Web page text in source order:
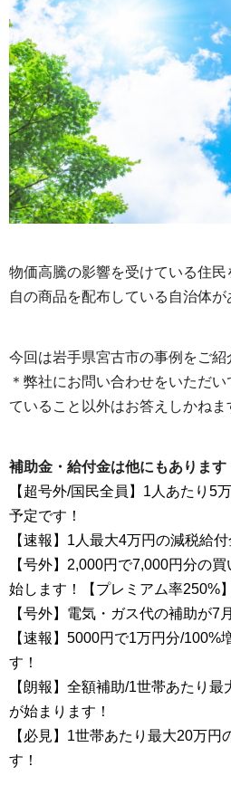
物価高騰の影響を受けている住
自の商品を配布している自治体が
今回は岩手県宮古市の事例をご紹
＊弊社にお問い合わせをいただ
ていること以外はお答えしかねま
補助金・給付金は他にもあります
【超号外/国民全員】1人あたり5
予定です！
【速報】1人最大4万円の減税給
【号外】2,000円で7,000円分の
始します！【プレミアム率250%】
【号外】電気・ガス代の補助が7
【速報】5000円で1万円分/100%
す！
【朗報】全額補助/1世帯あたり
が始まります！
【必見】1世帯あたり最大20万円
す！